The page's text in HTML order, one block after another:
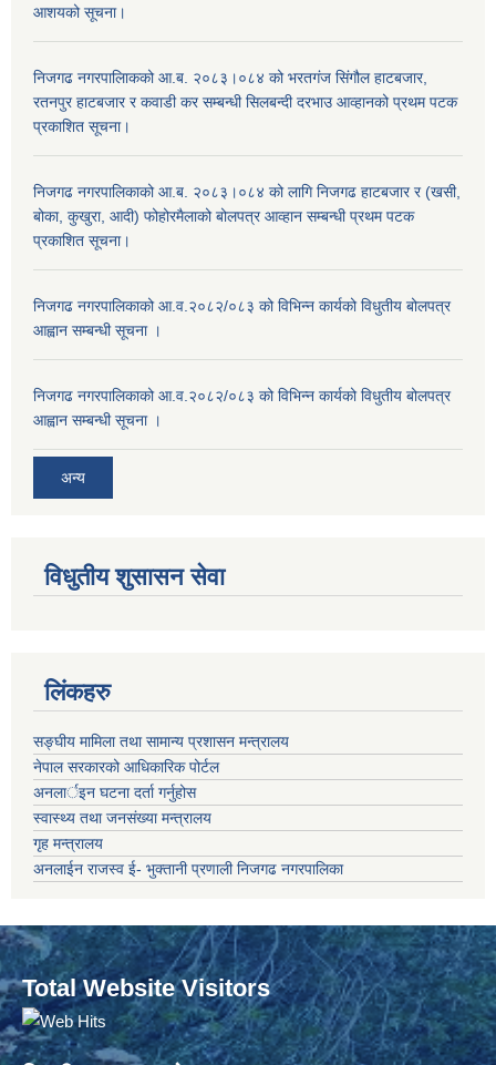
आशयको सूचना।
निजगढ नगरपालिाकको आ.ब. २०८३।०८४ को भरतगंज सिंगौल हाटबजार,
रतनपुर हाटबजार र कवाडी कर सम्बन्धी सिलबन्दी दरभाउ आव्हानको प्रथम पटक
प्रकाशित सूचना।
निजगढ नगरपालिकाको आ.ब. २०८३।०८४ को लागि निजगढ हाटबजार र (खसी,
बोका, कुखुरा, आदी) फोहोरमैलाको बोलपत्र आव्हान सम्बन्धी प्रथम पटक
प्रकाशित सूचना।
निजगढ नगरपालिकाको आ.व.२०८२/०८३ को विभिन्न कार्यको विधुतीय बोलपत्र
आह्वान सम्बन्धी सूचना ।
निजगढ नगरपालिकाको आ.व.२०८२/०८३ को विभिन्न कार्यको विधुतीय बोलपत्र
आह्वान सम्बन्धी सूचना ।
अन्य
विधुतीय शुसासन सेवा
लिंकहरु
सङ्‍घीय मामिला तथा सामान्य प्रशासन मन्त्रालय
नेपाल सरकारको आधिकारिक पोर्टल
अनलार्इन घटना दर्ता गर्नुहोस
स्वास्थ्य तथा जनसंख्या मन्त्रालय
गृह मन्त्रालय
अनलाईन राजस्व ई- भुक्तानी प्रणाली निजगढ नगरपालिका
Total Website Visitors